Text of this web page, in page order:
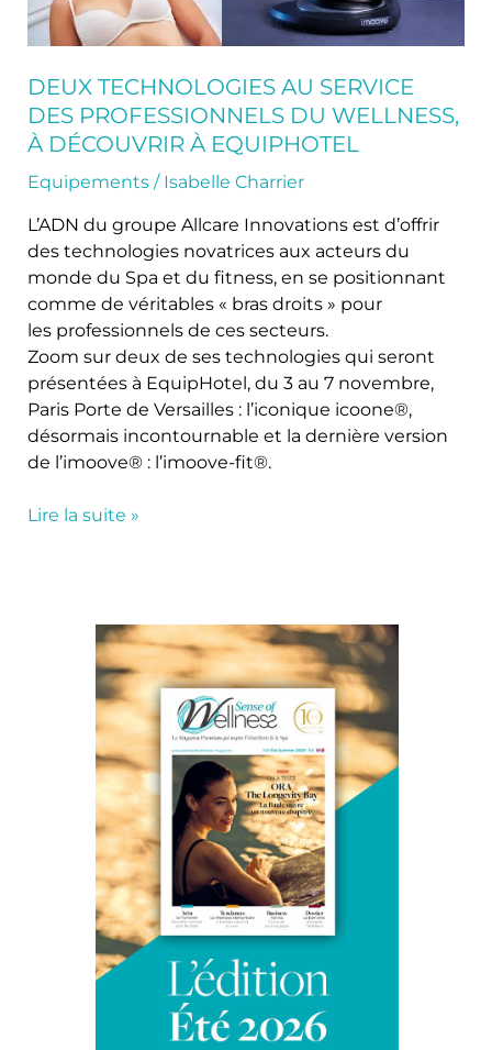
DEUX TECHNOLOGIES AU SERVICE
DES PROFESSIONNELS DU WELLNESS,
À DÉCOUVRIR À EQUIPHOTEL
Equipements/ Isabelle Charrier
L’ADN du groupe Allcare Innovations est d’offrir
des technologies novatrices aux acteurs du
monde du Spa et du fitness, en se positionnant
comme de véritables « bras droits » pour
les professionnels de ces secteurs.
Zoom sur deux de ses technologies qui seront
présentées à EquipHotel, du 3 au 7 novembre,
Paris Porte de Versailles : l’iconique icoone®,
désormais incontournable et la dernière version
de l’imoove® : l’imoove-fit®.
à
Lire la suite »